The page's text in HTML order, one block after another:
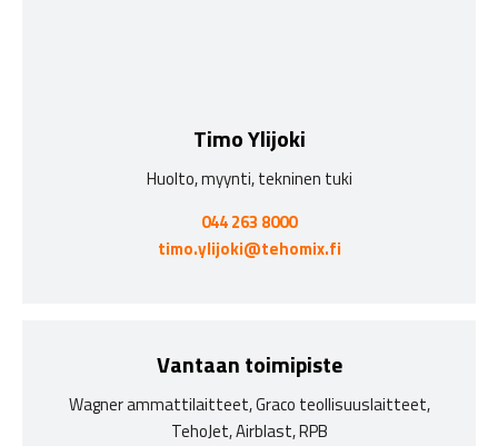
Timo Ylijoki
Huolto, myynti, tekninen tuki
044 263 8000
timo.ylijoki@tehomix.fi
Vantaan toimipiste
Wagner ammattilaitteet, Graco teollisuuslaitteet,
TehoJet, Airblast, RPB